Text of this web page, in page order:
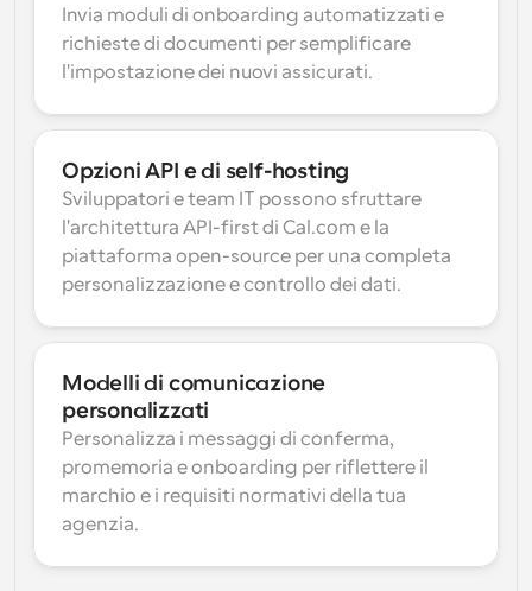
Invia moduli di onboarding automatizzati e
richieste di documenti per semplificare
l'impostazione dei nuovi assicurati.
Opzioni API e di self-hosting
Sviluppatori e team IT possono sfruttare
l'architettura API-first di Cal.com e la
piattaforma open-source per una completa
personalizzazione e controllo dei dati.
Modelli di comunicazione
personalizzati
Personalizza i messaggi di conferma,
promemoria e onboarding per riflettere il
marchio e i requisiti normativi della tua
agenzia.